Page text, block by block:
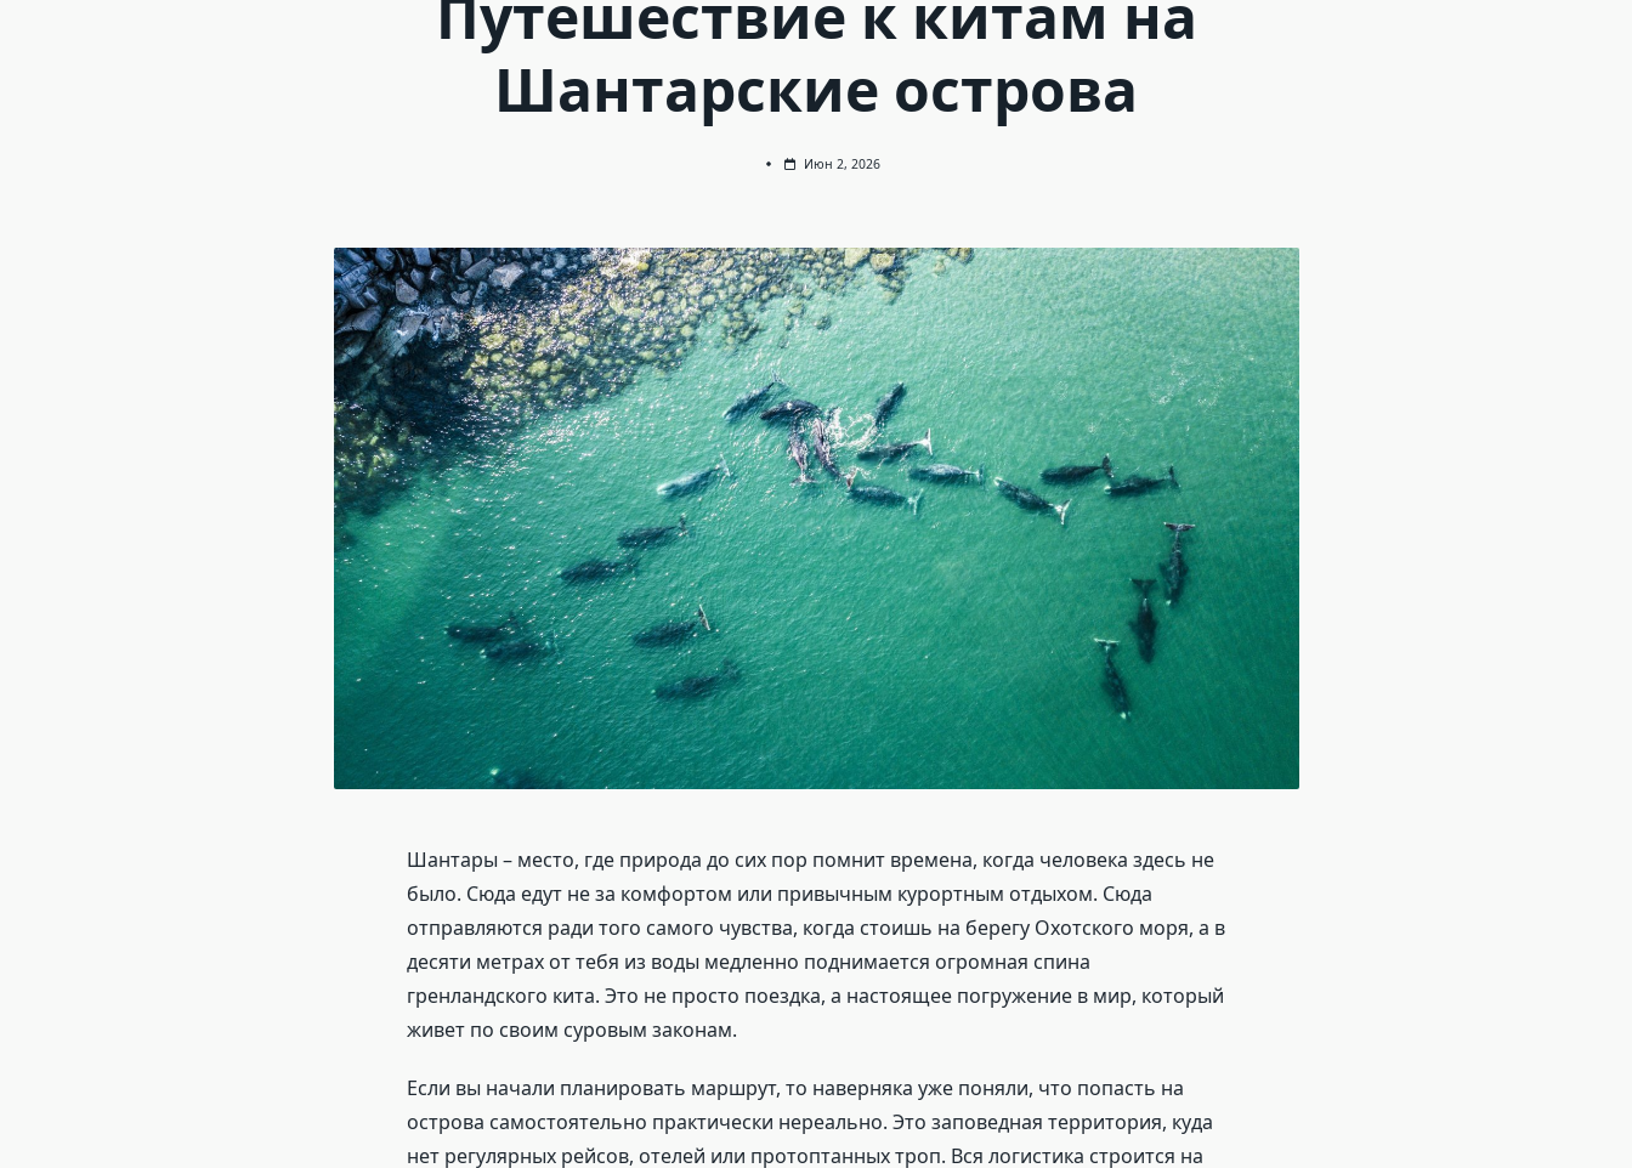
Путешествие к китам на
Шантарские острова
Июн 2, 2026
Шантары – место, где природа до сих пор помнит времена, когда человека здесь не
было. Сюда едут не за комфортом или привычным курортным отдыхом. Сюда
отправляются ради того самого чувства, когда стоишь на берегу Охотского моря, а в
десяти метрах от тебя из воды медленно поднимается огромная спина
гренландского кита. Это не просто поездка, а настоящее погружение в мир, который
живет по своим суровым законам.
Если вы начали планировать маршрут, то наверняка уже поняли, что попасть на
острова самостоятельно практически нереально. Это заповедная территория, куда
нет регулярных рейсов, отелей или протоптанных троп. Вся логистика строится на